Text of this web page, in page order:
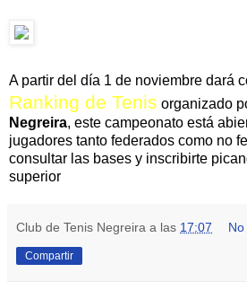
A partir del día 1 de noviembre dará
Ranking de Tenis organizado
Negreira, este campeonato está
jugadores tanto federados como no
consultar las bases y inscribirte
superior
Club de Tenis Negreira a las 17:07
Compartir